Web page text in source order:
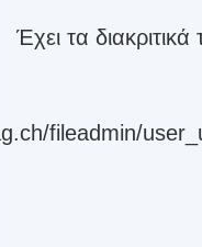
Έχει τα
fileadmin/